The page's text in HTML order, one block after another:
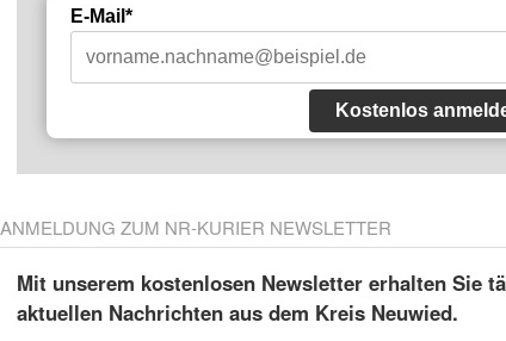
E-Mail*
Kostenlos
ANMELDUNG ZUM NR-KURIER NEWSLETTER
Mit unserem kostenlosen Newsletter erhalten Sie
aktuellen Nachrichten aus dem Kreis Neuwied.